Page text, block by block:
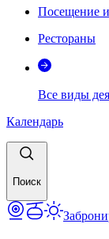
Посещение
Рестораны
Все виды
Календарь
Поиск